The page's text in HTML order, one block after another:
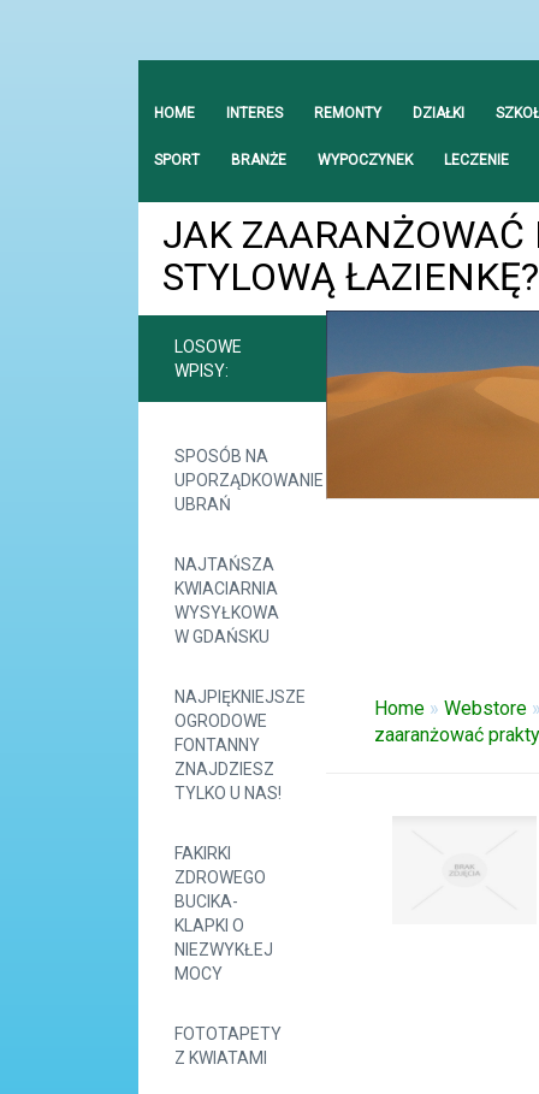
HOME INTERES REMONTY DZIAŁKI
SPORT BRANŻE WYPOCZYNEK LECZENIE
JAK ZAARANŻOWAĆ
STYLOWĄ ŁAZIENKĘ?
LOSOWE
WPISY:
SPOSÓB NA
UPORZĄDKOWANIE
UBRAŃ
NAJTAŃSZA
KWIACIARNIA
WYSYŁKOWA
W GDAŃSKU
NAJPIĘKNIEJSZE
OGRODOWE
FONTANNY
ZNAJDZIESZ
TYLKO U NAS!
FAKIRKI
ZDROWEGO
BUCIKA-
KLAPKI O
NIEZWYKŁEJ
MOCY
FOTOTAPETY
Z KWIATAMI
Home »Webstore
zaaranżować